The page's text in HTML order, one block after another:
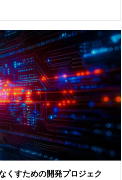
くすための開発プロジェク